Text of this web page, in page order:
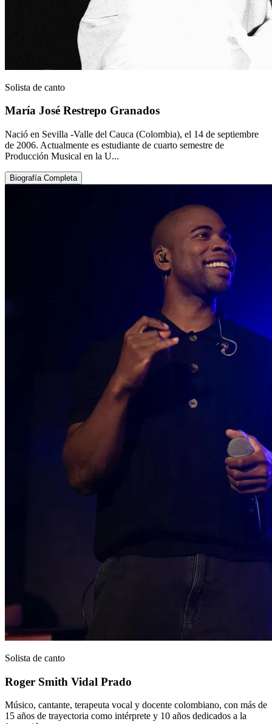
Solista de canto
María José Restrepo Granados
Nació en Sevilla -Valle del Cauca (Colombia), el 14 de septiembre
de 2006. Actualmente es estudiante de cuarto semestre de
Producción Musical en la U...
Biografía Completa
Solista de canto
Roger Smith Vidal Prado
Músico, cantante, terapeuta vocal y docente colombiano, con más de
15 años de trayectoria como intérprete y 10 años dedicados a la